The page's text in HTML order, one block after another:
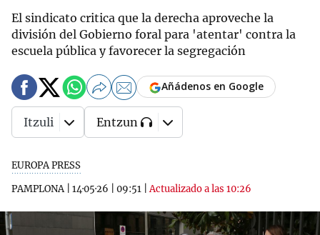
El sindicato critica que la derecha aproveche la
división del Gobierno foral para 'atentar' contra la
escuela pública y favorecer la segregación
EUROPA PRESS
PAMPLONA| 14·05·26 09:51 |Actualizado a las 10:26
Añádenos en Google
Itzuli Entzun